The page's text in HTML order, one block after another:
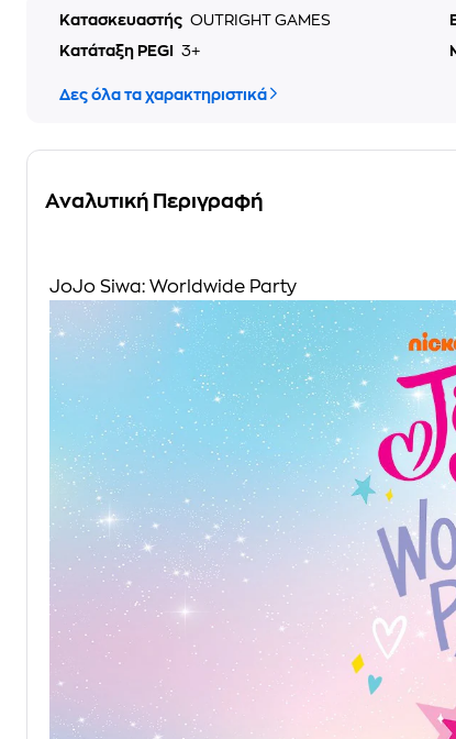
Κατασκευαστής OUTRIGHT GAMES
Κατάταξη PEGI
3+
Δες όλα τα χαρακτηριστικά
Αναλυτική Περιγραφή
JoJo Siwa: Worldwide Party